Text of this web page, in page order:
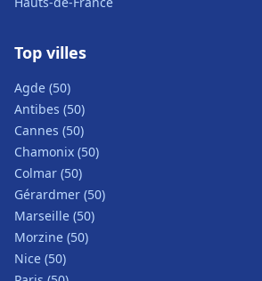
Top villes
Agde (50)
Antibes (50)
Cannes (50)
Chamonix (50)
Colmar (50)
Gérardmer (50)
Marseille (50)
Morzine (50)
Nice (50)